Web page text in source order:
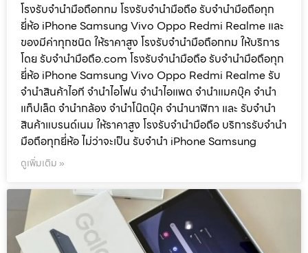
โรงรับจำนำมือถือกทม โรงรับจำนำมือถือ รับจำนำมือถือทุก
ยี่ห้อ iPhone Samsung Vivo Oppo Redmi Realme และ
ของมีค่าทุกชนิด ให้ราคาสูง โรงรับจำนำมือถือกทม ให้บริการ
โดย รับจํานํามือถือ.com โรงรับจำนำมือถือ รับจำนำมือถือทุก
ยี่ห้อ iPhone Samsung Vivo Oppo Redmi Realme รับ
จำนำสินค้าไอที จำนำไอโฟน จำนำไอแพด จำนำแมคบุ๊ค จำนำ
แท็ปเล็ต จำนำกล้อง จำนำโน๊ตบุ๊ค จำนำนาฬิกา และ รับจำนำ
สินค้าแบรนด์เนม ให้ราคาสูง โรงรับจำนำมือถือ บริการรับจำนำ
มือถือทุกยี่ห้อ ไม่ว่าจะเป็น รับจำนำ iPhone Samsung
ดูเพิ่มเติม »